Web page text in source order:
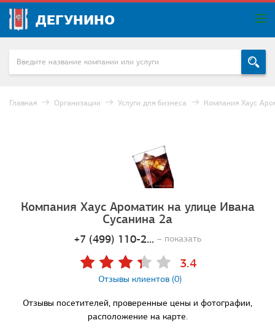
ДЕГУНИНО
Главная Организации Услуги для бизнеса Компания Хаус
Компания Хаус Ароматик на улице Ивана
Сусанина 2а
Отзывы посетителей, проверенные цены и фотографии,
расположение на карте.
+7 (499) 110-2... – показать
3.4
Отзывы клиентов (0)